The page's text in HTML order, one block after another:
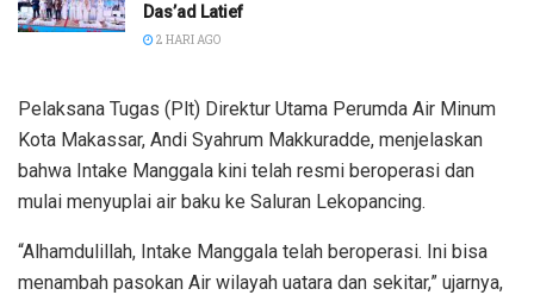
Das’ad Latief
2 HARI AGO
Pelaksana Tugas (Plt) Direktur Utama Perumda Air Minum
Kota Makassar, Andi Syahrum Makkuradde, menjelaskan
bahwa Intake Manggala kini telah resmi beroperasi dan
mulai menyuplai air baku ke Saluran Lekopancing.
“Alhamdulillah, Intake Manggala telah beroperasi. Ini bisa
menambah pasokan Air wilayah uatara dan sekitar,” ujarnya,